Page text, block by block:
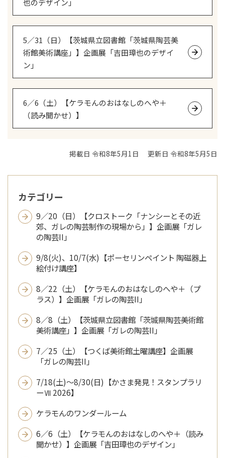
也のデザイン」
5／31（日）【茨城県立図書館「茨城県陶芸美
術館美術講座」】企画展「吉田璋也のデザイ
ン」
6／6（土）【ケラモんのおはなしのへや＋
（読み聞かせ）】
掲載日 令和8年5月1日 更新日 令和8年5月5日
カテゴリー
9／20（日）【クロストーク「ナンシーとその近
郊、ガレの陶芸制作の現場から」】企画展「ガレ
の陶芸II」
9/8(火)、10/7(水)【ポーセリンペイント 陶磁器上
絵付け講座】
8／22（土）【ケラモんのおはなしのへや＋（プ
ラス）】企画展「ガレの陶芸II」
8／8（土）【茨城県立図書館「茨城県陶芸美術館
美術講座」】企画展「ガレの陶芸II」
7／25（土）【つくば美術館土曜講座】企画展
「ガレの陶芸II」
7/18(土)～8/30(日)【かさま発見！スタンプラリ
ーⅦ 2026】
ケラモんのワンダールーム
6／6（土）【ケラモんのおはなしのへや＋（読み
聞かせ）】企画展「吉田璋也のデザイン」